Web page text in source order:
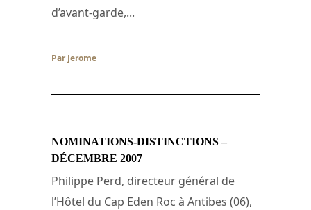
d’avant-garde,...
Par Jerome
NOMINATIONS-DISTINCTIONS –
DÉCEMBRE 2007
Philippe Perd, directeur général de
l’Hôtel du Cap Eden Roc à Antibes (06),